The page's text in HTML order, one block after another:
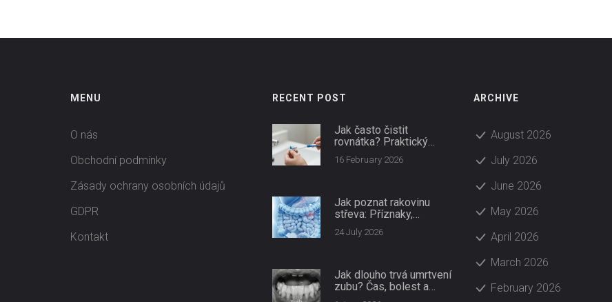
MENU
O nás
Obchodní podmínky
Zásady ochrany osobních údajů
GDPR
Kontakt
RECENT POST
Jak často čistit
rovnátka? Praktický
průvodce pro nositele
keramických rovnátek
16 February 2026
Jak poznat rakovinu
střeva: Příznaky,
rizikové faktory a
prevence
24 July 2026
Jak dlouho trvá umrtvení
zubu? Čas, bolest a
ARCHIVE
August 2026
July 2026
June 2026
May 2026
April 2026
March 2026
February 2026